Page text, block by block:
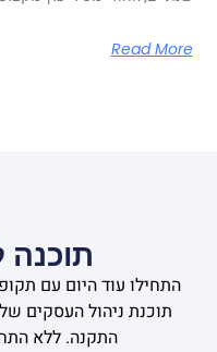
Read More
תוכנה
תוכנת ניהול העסקים
התקנה. ללא